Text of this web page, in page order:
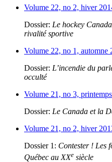
Volume 22, no 2, hiver
Dossier: Le hockey
rivalité sportive
Volume 22, no 1, automne
Dossier: L’incendie du
occulté
Volume 21, no 3,
Dossier: Le Canada et la
Volume 21, no 2, hiver
Dossier 1: Contester ! Les
Québec au XXe siècle